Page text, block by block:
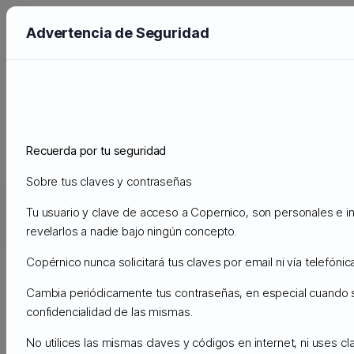
Limpiar Caché DNS de Navegadores y Router
Støtte
Mine support sager Annonceringer Vidensdatabase
y Router
Udskriv
Advertencia de Seguridad
Recuerda por tu seguridad
Sobre tus claves y contraseñas
Tu usuario y clave de acceso a Copernico, son personales e
revelarlos a nadie bajo ningún concepto.
Copérnico nunca solicitará tus claves por email ni vía
Cambia periódicamente tus contraseñas, en especial
confidencialidad de las mismas.
No utilices las mismas claves y códigos en internet, ni uses